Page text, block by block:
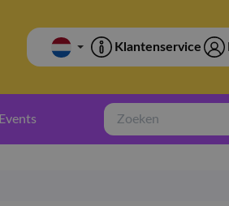
Klantenservice
Events
Zoeken